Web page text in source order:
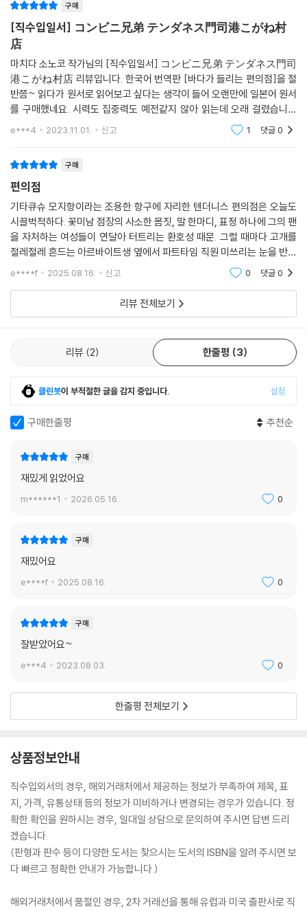
구매
[직수입일서] コンビニ兄弟 テンダネス門司港こがね村
店
마치다 소노코 작가님의 [직수입일서] コンビニ兄弟 テンダネス門司
港こがね村店 리뷰입니다. 한국어 번역판 [바다가 들리는 편의점]을 절
반쯤~ 읽다가 원서로 읽어보고 싶다는 생각이 들어 오랜만에 일본어 원서
를 구매했네요. 시력도 집중력도 예전같지 않아 읽는데 오래 걸렸습니다
(사실 아직도 완독은 못했습니다...ㅎㅎ). 구매할 때 표지에서 멈칫 했는데
e***4 2023.11.01. 신고 1 댓글0
구매
편의점
기타큐슈 모지항이라는 조용한 항구에 자리한 텐더니스 편의점은 오늘도
시끌벅적하다. 꽃미남 점장의 사소한 몸짓, 말 한마디, 표정 하나에 그의 팬
을 자처하는 여성들이 연달아 터트리는 환호성 때문. 그럴 때마다 고개를
절레절레 흔드는 아르바이트생 옆에서 파트타임 직원 미쓰리는 눈을 반짝
이며 남모르게 미소 짓는다. 곧이어 수염을 덥수룩하게 기른 남자가 들어
e****f 2025.08.16. 신고 0 댓글0
리뷰 전체보기
리뷰 2 한줄평 3
클린봇이 부적절한 글을 감지 중입니다. 설정
구매한줄평 추천순
구매
재밌게 읽었어요
m******1 2026.05.16. 0
구매
재밌어요
e****f 2025.08.16. 0
구매
잘받았어요~
e***4 2023.08.03. 0
한줄평 전체보기
상품정보안내
직수입외서의 경우, 해외거래처에서 제공하는 정보가 부족하여 제목, 표
지, 가격, 유통상태 등의 정보가 미비하거나 변경되는 경우가 있습니다. 정
확한 확인을 원하시는 경우, 일대일 상담으로 문의하여 주시면 답변 드리
겠습니다.
(판형과 판수 등이 다양한 도서는 찾으시는 도서의 ISBN을 알려 주시면 보
다 빠르고 정확한 안내가 가능합니다.)
해외거래처에서 품절인 경우, 2차 거래선을 통해 유럽과 미국 출판사로 직